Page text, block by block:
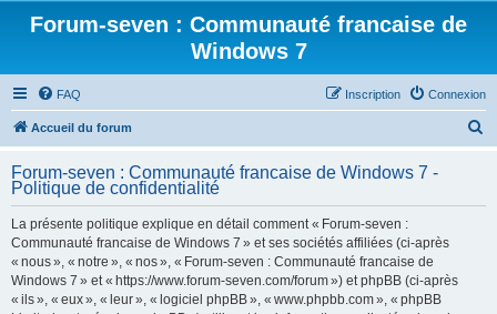
Forum-seven : Communauté francaise de
Windows 7
FAQ Connexion
Inscription
Accueil du forum
h
Forum-seven : Communauté francaise de Windows 7 -
Politique de confidentialité
La présente politique explique en détail comment « Forum-seven :
Communauté francaise de Windows 7 » et ses sociétés affiliées (ci-après
« nous », « notre », « nos », « Forum-seven : Communauté francaise de
Windows 7 » et « https://www.forum-seven.com/forum ») et phpBB (ci-après
« ils », « eux », « leur », « logiciel phpBB », « www.phpbb.com », « phpBB